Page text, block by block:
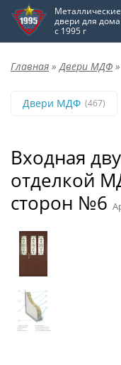
Металлические
двери для дома
с 1995 г
Главная » Двери МДФ »
Двери МДФ (467)
Входная
отделкой
сторон №6